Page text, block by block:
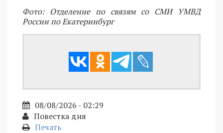
Фото: Отделение по связям со СМИ УМВД
России по Екатеринбург
08/08/2026 - 02:29
Повестка дня
Печать